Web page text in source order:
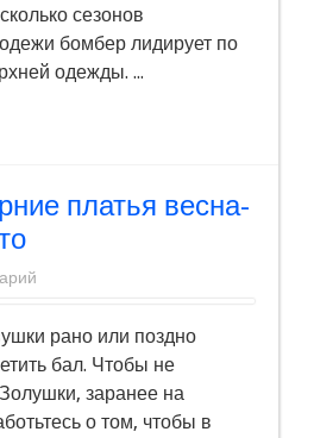
сезонов
бомбер лидирует по
одежды. ...
платья весна-
рано или поздно
бал. Чтобы не
заранее на
о том, чтобы в